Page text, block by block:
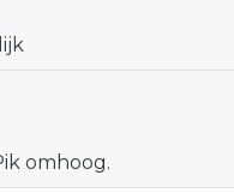
omhoog.